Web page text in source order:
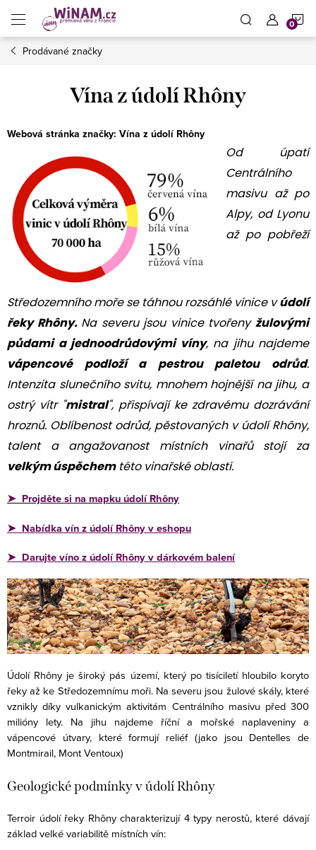
obsah
Prodávané značky
Vína z údolí Rhôny
Webová stránka značky: Vína z údolí Rhôny
Od úpatí
Centrálního
masivu až po
Alpy, od Lyonu
až po pobřeží
Středozemního moře se táhnou rozsáhlé vinice vúdolí
řeky Rhôny. Na severu jsou vinice tvořenyžulovými
půdami a jednoodrůdovými víny, na jihu najdeme
vápencové podloží a pestrou paletou odrůd.
Intenzita slunečního svitu, mnohem hojnější na jihu, a
ostrý vítr "mistral", přispívají ke zdravému dozrávání
hroznů. Oblíbenost odrůd, pěstovaných v údolí Rhôny,
talent a angažovanost místních vinařů stojí za
velkým úspěchemtéto vinařské oblasti.
➤ Projděte si na mapku údolí Rhôny
➤ Nabídka vín z údolí Rhôny v eshopu
➤ Darujte víno z údolí Rhôny v dárkovém balení
Údolí Rhôny je široký pás území, který po tisíciletí hloubilo koryto
řeky až ke Středozemnímu moři. Na severu jsou žulové skály, které
vznikly díky vulkanickým aktivitám Centrálního masivu před 300
milióny lety. Na jihu najdeme říční a mořské naplaveniny a
vápencové útvary, které formují reliéf (jako jsou Dentelles de
Montmirail, Mont Ventoux)
Geologické podmínky v údolí Rhôny
Terroir údolí řeky Rhôny charakterizují 4 typy nerostů, které dávají
základ velké variabilitě místních vín: